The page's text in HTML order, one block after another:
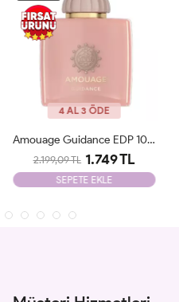
YENİ
4 AL 3 ÖDE
Yves Saint Laurent Libre İntence Edp 90 Ml Tester
2.099,09 TL 1.249 TL
SEPETE EKLE